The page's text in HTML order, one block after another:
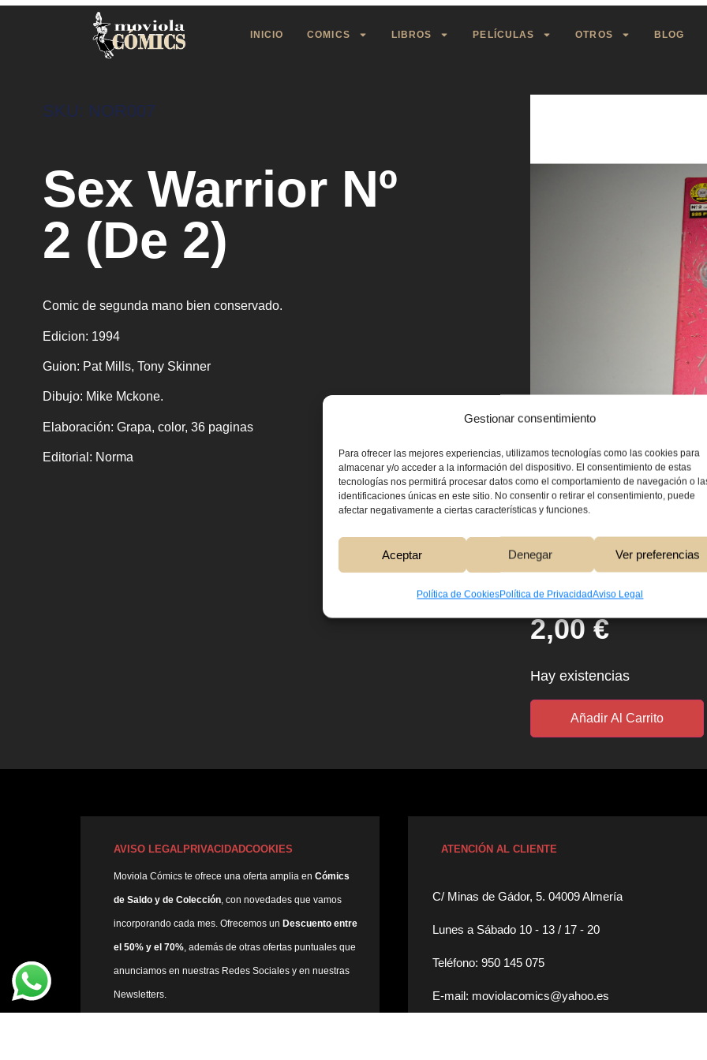
Gestionar consentimiento
Para ofrecer las mejores experiencias, utilizamos tecnologías como las cookies para
almacenar y/o acceder a la información del dispositivo. El consentimiento de estas
tecnologías nos permitirá procesar datos como el comportamiento de navegación o
identificaciones únicas en este sitio. No consentir o retirar el consentimiento, puede
afectar negativamente a ciertas características y funciones.
Aceptar Denegar Ver preferencias
Política de CookiesPolítica de PrivacidadAviso Legal
INICIO COMICS LIBROS PELÍCULAS OTROS BLOG
SKU: NOR007
Sex Warrior Nº
2 (De 2)
Comic de segunda mano bien conservado.
Edicion: 1994
Guion: Pat Mills, Tony Skinner
Dibujo: Mike Mckone.
Elaboración: Grapa, color, 36 paginas
Editorial : Norma
2,00€
Hay existencias
Añadir Al Carrito
AVISO LEGALPRIVACIDADCOOKIES
Moviola Cómics te ofrece una oferta amplia en Cómics
de Saldo y de Colección , con novedades que vamos
incorporando cada mes. Ofrecemos un Descuento entre
el 50% y el 70% , además de otras ofertas puntuales que
anunciamos en nuestras Redes Sociales y en nuestras
Newsletters.
ATENCIÓN AL CLIENTE
C/ Minas de Gádor, 5. 04009 Almería
Lunes a Sábado 10 - 13 / 17 - 20
Teléfono: 950 145 075
E-mail: moviolacomics@yahoo.es